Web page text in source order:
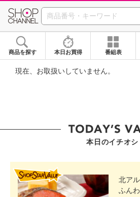
SHOP
商品を探す 本日お買得 番組表
現在、お取扱いしていません。
本日のイチオシ
北ア
ふん